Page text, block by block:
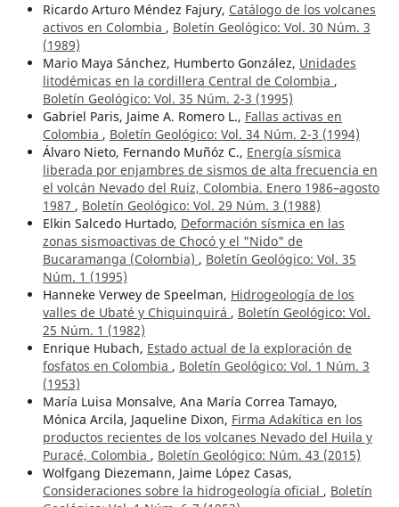
Ricardo Arturo Méndez Fajury, Catálogo de los volcanes
activos en Colombia , Boletín Geológico: Vol. 30 Núm. 3
(1989)
Mario Maya Sánchez, Humberto González, Unidades
litodémicas en la cordillera Central de Colombia ,
Boletín Geológico: Vol. 35 Núm. 2-3 (1995)
Gabriel Paris, Jaime A. Romero L., Fallas activas en
Colombia , Boletín Geológico: Vol. 34 Núm. 2-3 (1994)
Álvaro Nieto, Fernando Muñóz C., Energía sísmica
liberada por enjambres de sismos de alta frecuencia en
el volcán Nevado del Ruiz, Colombia. Enero 1986–agosto
1987 , Boletín Geológico: Vol. 29 Núm. 3 (1988)
Elkin Salcedo Hurtado, Deformación sísmica en las
zonas sismoactivas de Chocó y el "Nido" de
Bucaramanga (Colombia) , Boletín Geológico: Vol. 35
Núm. 1 (1995)
Hanneke Verwey de Speelman, Hidrogeología de los
valles de Ubaté y Chiquinquirá , Boletín Geológico: Vol.
25 Núm. 1 (1982)
Enrique Hubach, Estado actual de la exploración de
fosfatos en Colombia , Boletín Geológico: Vol. 1 Núm. 3
(1953)
María Luisa Monsalve, Ana María Correa Tamayo,
Mónica Arcila, Jaqueline Dixon, Firma Adakítica en los
productos recientes de los volcanes Nevado del Huila y
Puracé, Colombia , Boletín Geológico: Núm. 43 (2015)
Wolfgang Diezemann, Jaime López Casas,
Consideraciones sobre la hidrogeología oficial , Boletín